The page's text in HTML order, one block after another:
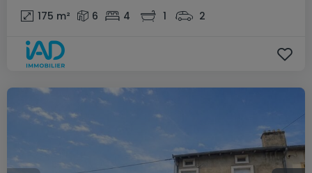
175 m² 6 4 1 2